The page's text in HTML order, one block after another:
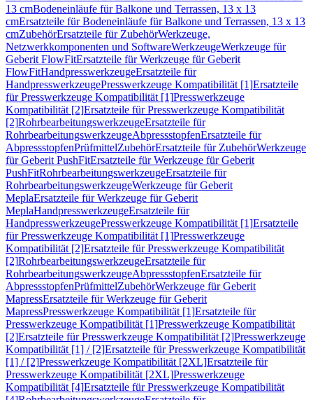
13 cmBodeneinläufe für Balkone und Terrassen, 13 x 13
cmErsatzteile für Bodeneinläufe für Balkone und Terrassen, 13 x 13
cmZubehörErsatzteile für ZubehörWerkzeuge,
Netzwerkkomponenten und SoftwareWerkzeugeWerkzeuge für
Geberit FlowFitErsatzteile für Werkzeuge für Geberit
FlowFitHandpresswerkzeugeErsatzteile für
HandpresswerkzeugePresswerkzeuge Kompatibilität [1]Ersatzteile
für Presswerkzeuge Kompatibilität [1]Presswerkzeuge
Kompatibilität [2]Ersatzteile für Presswerkzeuge Kompatibilität
[2]RohrbearbeitungswerkzeugeErsatzteile für
RohrbearbeitungswerkzeugeAbpressstopfenErsatzteile für
AbpressstopfenPrüfmittelZubehörErsatzteile für ZubehörWerkzeuge
für Geberit PushFitErsatzteile für Werkzeuge für Geberit
PushFitRohrbearbeitungswerkzeugeErsatzteile für
RohrbearbeitungswerkzeugeWerkzeuge für Geberit
MeplaErsatzteile für Werkzeuge für Geberit
MeplaHandpresswerkzeugeErsatzteile für
HandpresswerkzeugePresswerkzeuge Kompatibilität [1]Ersatzteile
für Presswerkzeuge Kompatibilität [1]Presswerkzeuge
Kompatibilität [2]Ersatzteile für Presswerkzeuge Kompatibilität
[2]RohrbearbeitungswerkzeugeErsatzteile für
RohrbearbeitungswerkzeugeAbpressstopfenErsatzteile für
AbpressstopfenPrüfmittelZubehörWerkzeuge für Geberit
MapressErsatzteile für Werkzeuge für Geberit
MapressPresswerkzeuge Kompatibilität [1]Ersatzteile für
Presswerkzeuge Kompatibilität [1]Presswerkzeuge Kompatibilität
[2]Ersatzteile für Presswerkzeuge Kompatibilität [2]Presswerkzeuge
Kompatibilität [1] / [2]Ersatzteile für Presswerkzeuge Kompatibilität
[1] / [2]Presswerkzeuge Kompatibilität [2XL]Ersatzteile für
Presswerkzeuge Kompatibilität [2XL]Presswerkzeuge
Kompatibilität [4]Ersatzteile für Presswerkzeuge Kompatibilität